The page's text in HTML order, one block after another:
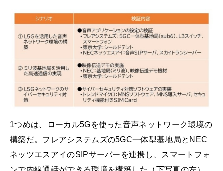
1つめは、ローカル5Gを使った音声ネットワーク環境の
構築だ。フレアシステムズの5GC一体型基地局とNEC
ネッツエスアイのSIPサーバーを連携し、スマートフォ